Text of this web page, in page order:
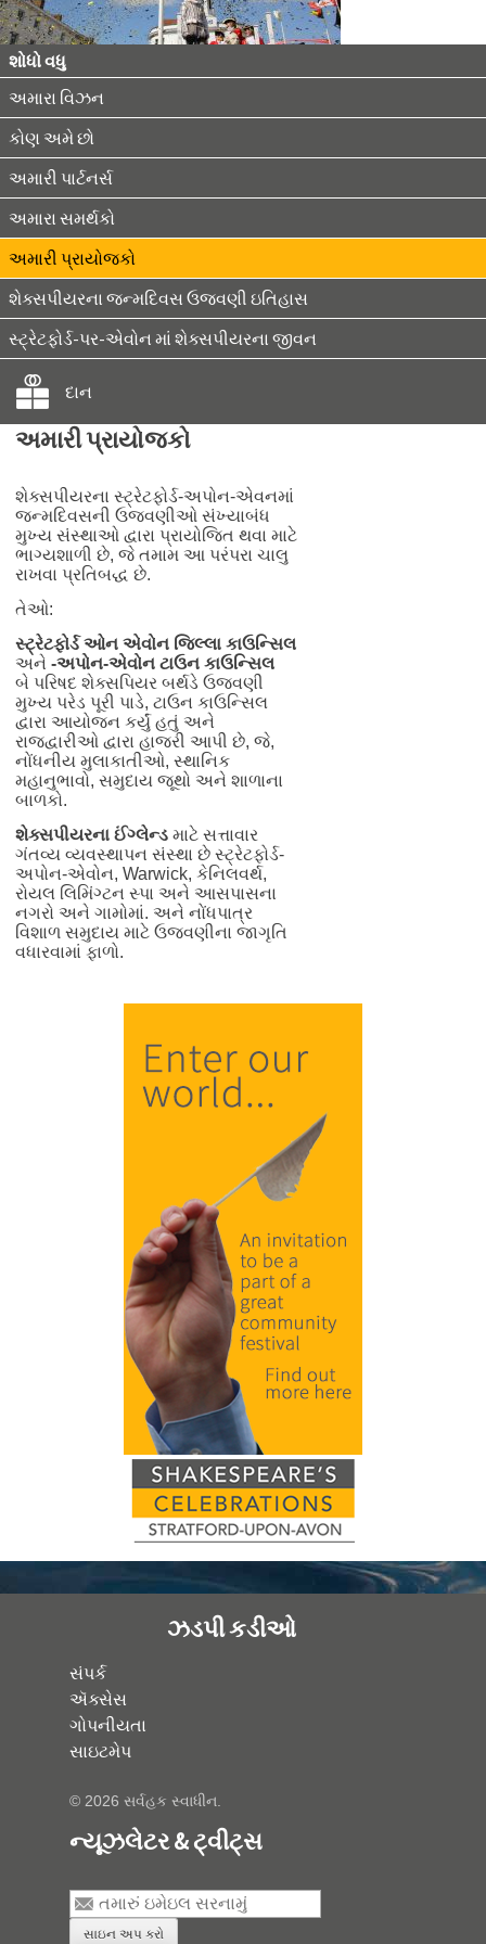
શોધો વધુ
અમારા વિઝન
કોણ અમે છો
અમારી પાર્ટનર્સ
અમારા સમર્થકો
અમારી પ્રાયોજકો
શેક્સપીયરના જન્મદિવસ ઉજવણી ઇતિહાસ
સ્ટ્રેટફોર્ડ-પર-એવોન માં શેક્સપીયરના જીવન
દાન
અમારી પ્રાયોજકો
શેક્સપીયરના સ્ટ્રેટફોર્ડ-અપોન-એવનમાં
જન્મદિવસની ઉજવણીઓ સંખ્યાબંધ
મુખ્ય સંસ્થાઓ દ્વારા પ્રાયોજિત થવા માટે
ભાગ્યશાળી છે, જે તમામ આ પરંપરા ચાલુ
રાખવા પ્રતિબદ્ધ છે.
તેઓ:
સ્ટ્રેટફોર્ડ ઓન એવોન જિલ્લા કાઉન્સિલ
અને -અપોન-એવોન ટાઉન કાઉન્સિલ
બે પરિષદ શેક્સપિયર બર્થડે ઉજવણી
મુખ્ય પરેડ પૂરી પાડે, ટાઉન કાઉન્સિલ
દ્વારા આયોજન કર્યું હતું અને
રાજદ્વારીઓ દ્વારા હાજરી આપી છે, જે,
નોંધનીય મુલાકાતીઓ, સ્થાનિક
મહાનુભાવો, સમુદાય જૂથો અને શાળાના
બાળકો.
શેક્સપીયરના ઈંગ્લેન્ડ માટે સત્તાવાર
ગંતવ્ય વ્યવસ્થાપન સંસ્થા છે સ્ટ્રેટફોર્ડ-
અપોન-એવોન, Warwick, કેનિલવર્થ,
રોયલ લિમિંગ્ટન સ્પા અને આસપાસના
નગરો અને ગામોમાં. અને નોંધપાત્ર
વિશાળ સમુદાય માટે ઉજવણીના જાગૃતિ
વધારવામાં ફાળો.
ઝડપી કડીઓ
સંપર્ક
ઍક્સેસ
ગોપનીયતા
સાઇટમેપ
© 2026 સર્વહક સ્વાધીન.
ન્યૂઝલેટર & ટ્વીટ્સ